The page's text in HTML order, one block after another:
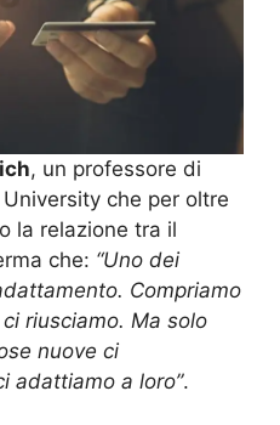
, un professore di
che per oltre
la relazione tra il
che: “Uno dei
Compriamo
riusciamo. Ma solo
nuove ci
adattiamo a loro”.